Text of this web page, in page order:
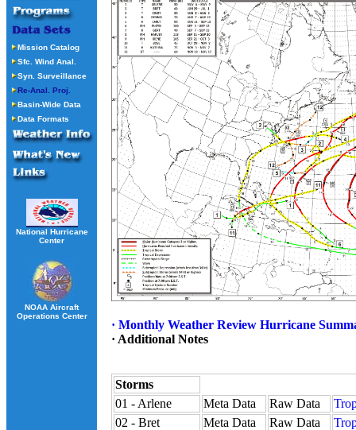
Mission Catalog
Sfc. Wind Anal.
Syn. Surveillance
Re-Anal. Proj.
Basin-Wide Data
Data Formats
National Hurricane
Center
NOAA Aircraft
Operations Center
· Monthly Weather Review Hurricane
· Additional Notes
Storms
01 - Arlene
Meta Data Raw Data
02 - Bret
Meta Data Raw Data